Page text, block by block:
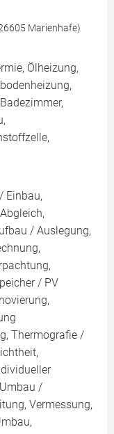
Marienhafe)
Ölheizung,
Einbau,
/ Auslegung,
/ PV
Thermografie /
/
Vermessung,